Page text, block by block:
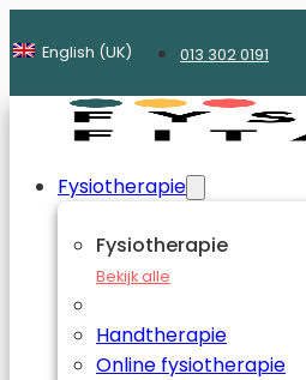
English (UK) 013 302 0191
Fysiotherapie
Fysiotherapie
Bekijk alle
Handtherapie
Online fysiotherapie